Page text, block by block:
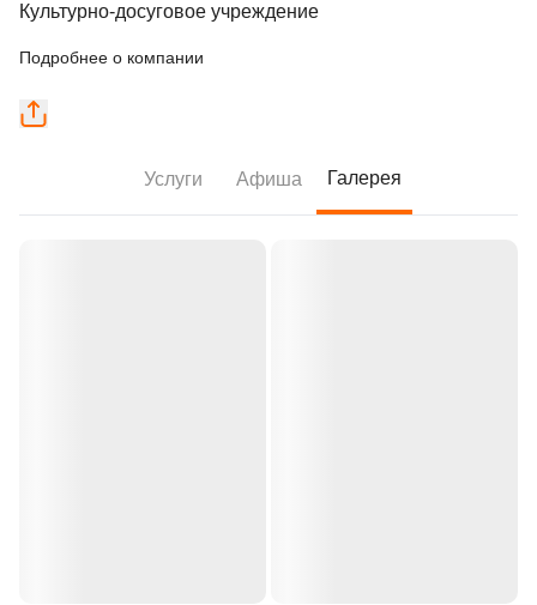
Культурно-досуговое учреждение
Подробнее о компании
Услуги Афиша Галерея